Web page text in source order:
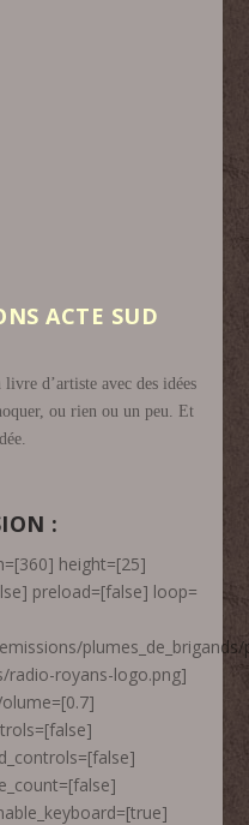
ACTE SUD
d’artiste avec des idées
ou rien ou un peu. Et
:
height=[25]
preload=[false] loop=
radio-royans-logo.png]